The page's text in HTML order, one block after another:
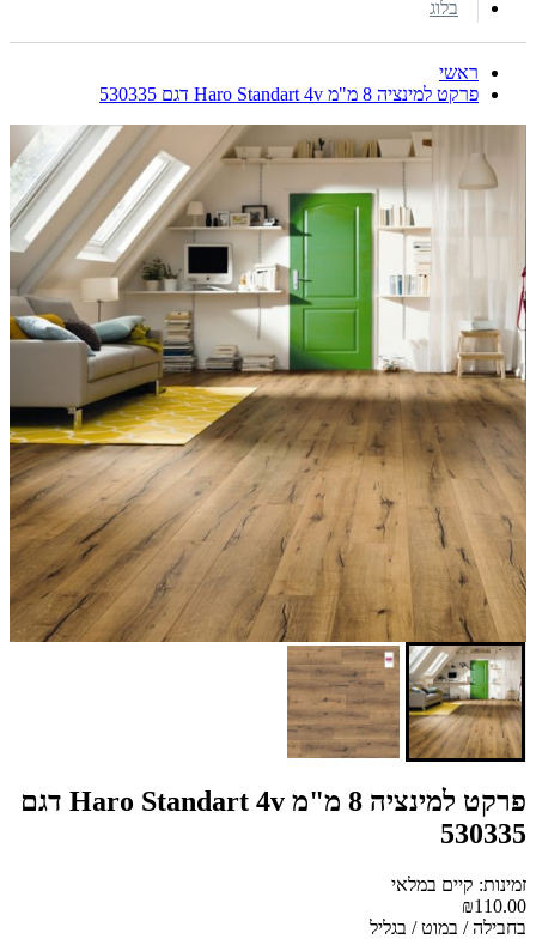
בלוג
ראשי
פרקט למינציה 8 מ"מ Haro Standart 4v דגם 530335
פרקט למינציה 8 מ"מ Haro Standart 4v דגם
530335
זמינות: קיים במלאי
₪110.00
בחבילה / במוט / בגליל